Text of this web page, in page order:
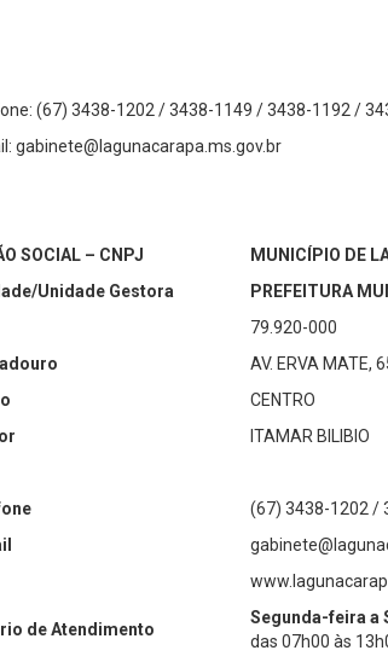
(67) 3438-1202 / 3438-1149 / 3438-1192 /
gabinete@lagunacarapa.ms.gov.br
SOCIAL – CNPJ
MUNICÍPIO DE
Unidade Gestora
PREFEITURA
79.920-000
AV. ERVA MATE,
CENTRO
ITAMAR BILIBIO
(67) 3438-1202 /
de Atendimento
Segunda-feira a
das 07h00 às